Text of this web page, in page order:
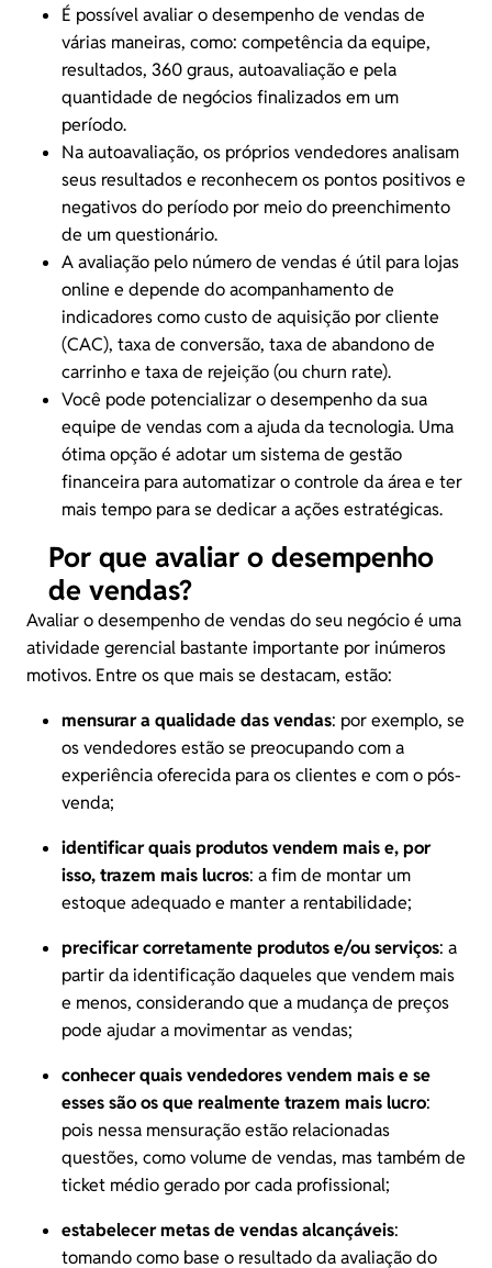
É possível avaliar o desempenho de vendas de
várias maneiras, como: competência da equipe,
resultados, 360 graus, autoavaliação e pela
quantidade de negócios finalizados em um
período.
Na autoavaliação, os própriosvendedoresanalisam
seus resultados e reconhecem os pontos positivos e
negativos do período por meio do preenchimento
de um questionário.
A avaliação pelo número de vendas é útil para lojas
online e depende do acompanhamento de
indicadores como custo de aquisição por cliente
(CAC), taxa de conversão, taxa de abandono de
carrinho e taxa de rejeição (ouchurn rate).
Você pode potencializar o desempenho da sua
equipe de vendas com a ajuda da tecnologia. Uma
ótima opção é adotar umsistema de gestão
financeira para automatizar o controle da área e ter
mais tempo para se dedicar a ações estratégicas.
Por que avaliar o desempenho
de vendas?
Avaliar o desempenho de vendas do seu negócio é uma
atividade gerencial bastante importante por inúmeros
motivos. Entre os que mais se destacam, estão:
mensurar a qualidade das vendas: por exemplo, se
os vendedores estão se preocupando com a
experiência oferecida para os clientes e com o pós-
venda;
identificar quais produtos vendem mais e, por
isso, trazem mais lucros: a fim de montar um
estoque adequado e manter a rentabilidade;
precificar corretamente produtos e/ou serviços: a
partir da identificação daqueles que vendem mais
e menos, considerando que a mudança de preços
pode ajudar a movimentar as vendas;
conhecer quais vendedores vendem mais e se
esses são os que realmente trazem mais lucro:
pois nessa mensuração estão relacionadas
questões, como volume de vendas, mas também de
ticket médio gerado por cada profissional;
estabelecer metas de vendas alcançáveis:
tomando como base o resultado da avaliação do